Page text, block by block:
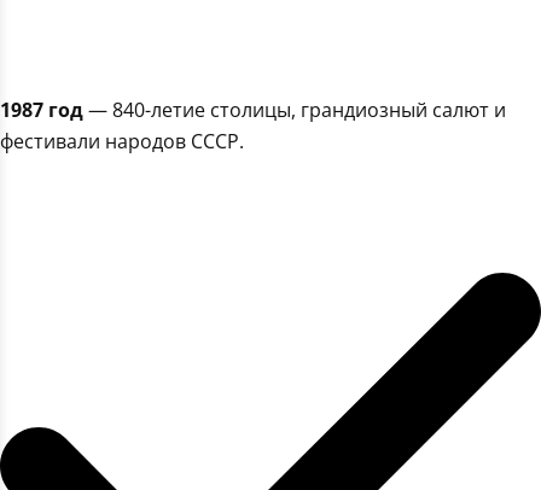
1987 год— 840-летие столицы, грандиозный салют и
фестивали народов СССР.